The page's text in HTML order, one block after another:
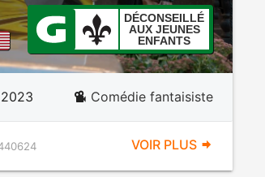
DÉCONSEILLÉ
AUX JEUNES
ENFANTS
2023 Comédie fantaisiste
VOIR PLUS